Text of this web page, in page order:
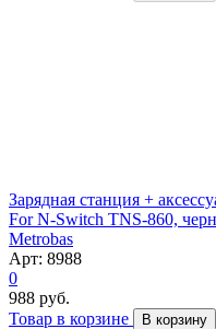
Зарядная станция +
For N-Switch TNS-860,
Metrobas
Арт: 8988
0
988 руб.
Товар в корзине
В корзину